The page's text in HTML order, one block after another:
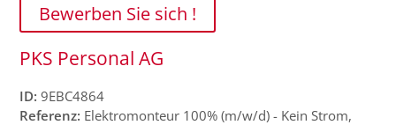
Bewerben Sie sich !
PKS Personal AG
ID: 9EBC4864
Referenz: Elektromonteur 100% (m/w/d) - Kein Strom,